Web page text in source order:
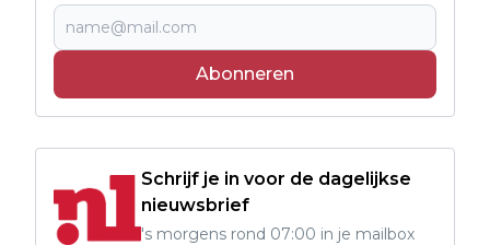
Abonneren
Schrijf je in voor de dagelijkse
nieuwsbrief
's morgens rond 07:00 in je mailbox